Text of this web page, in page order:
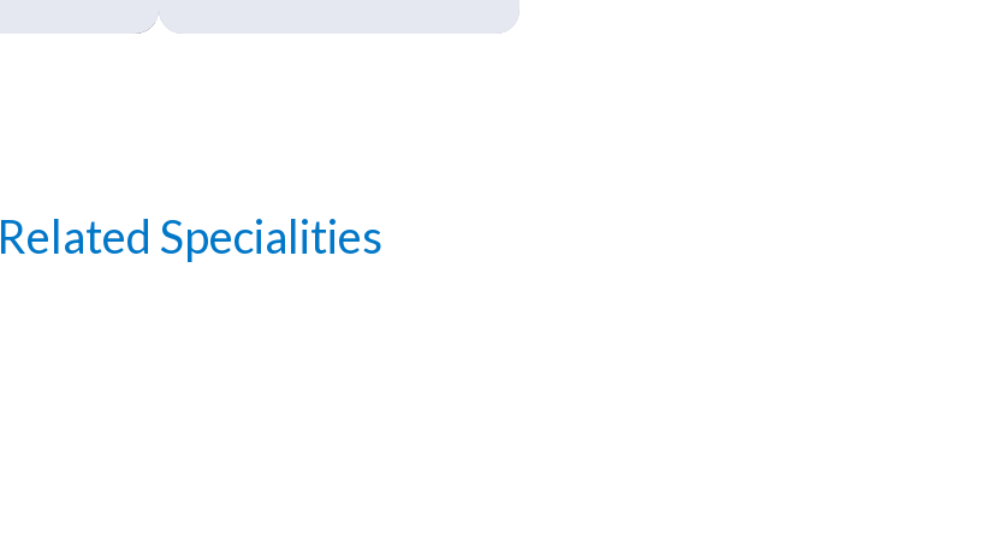
Related Specialities